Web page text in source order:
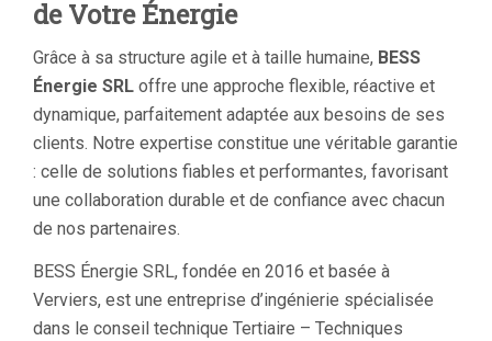
de Votre Énergie
Grâce à sa structure agile et à taille humaine, BESS
Énergie SRL offre une approche flexible, réactive et
dynamique, parfaitement adaptée aux besoins de ses
clients. Notre expertise constitue une véritable garantie
: celle de solutions fiables et performantes, favorisant
une collaboration durable et de confiance avec chacun
de nos partenaires.
BESS Énergie SRL, fondée en 2016 et basée à
Verviers, est une entreprise d’ingénierie spécialisée
dans le conseil technique Tertiaire – Techniques